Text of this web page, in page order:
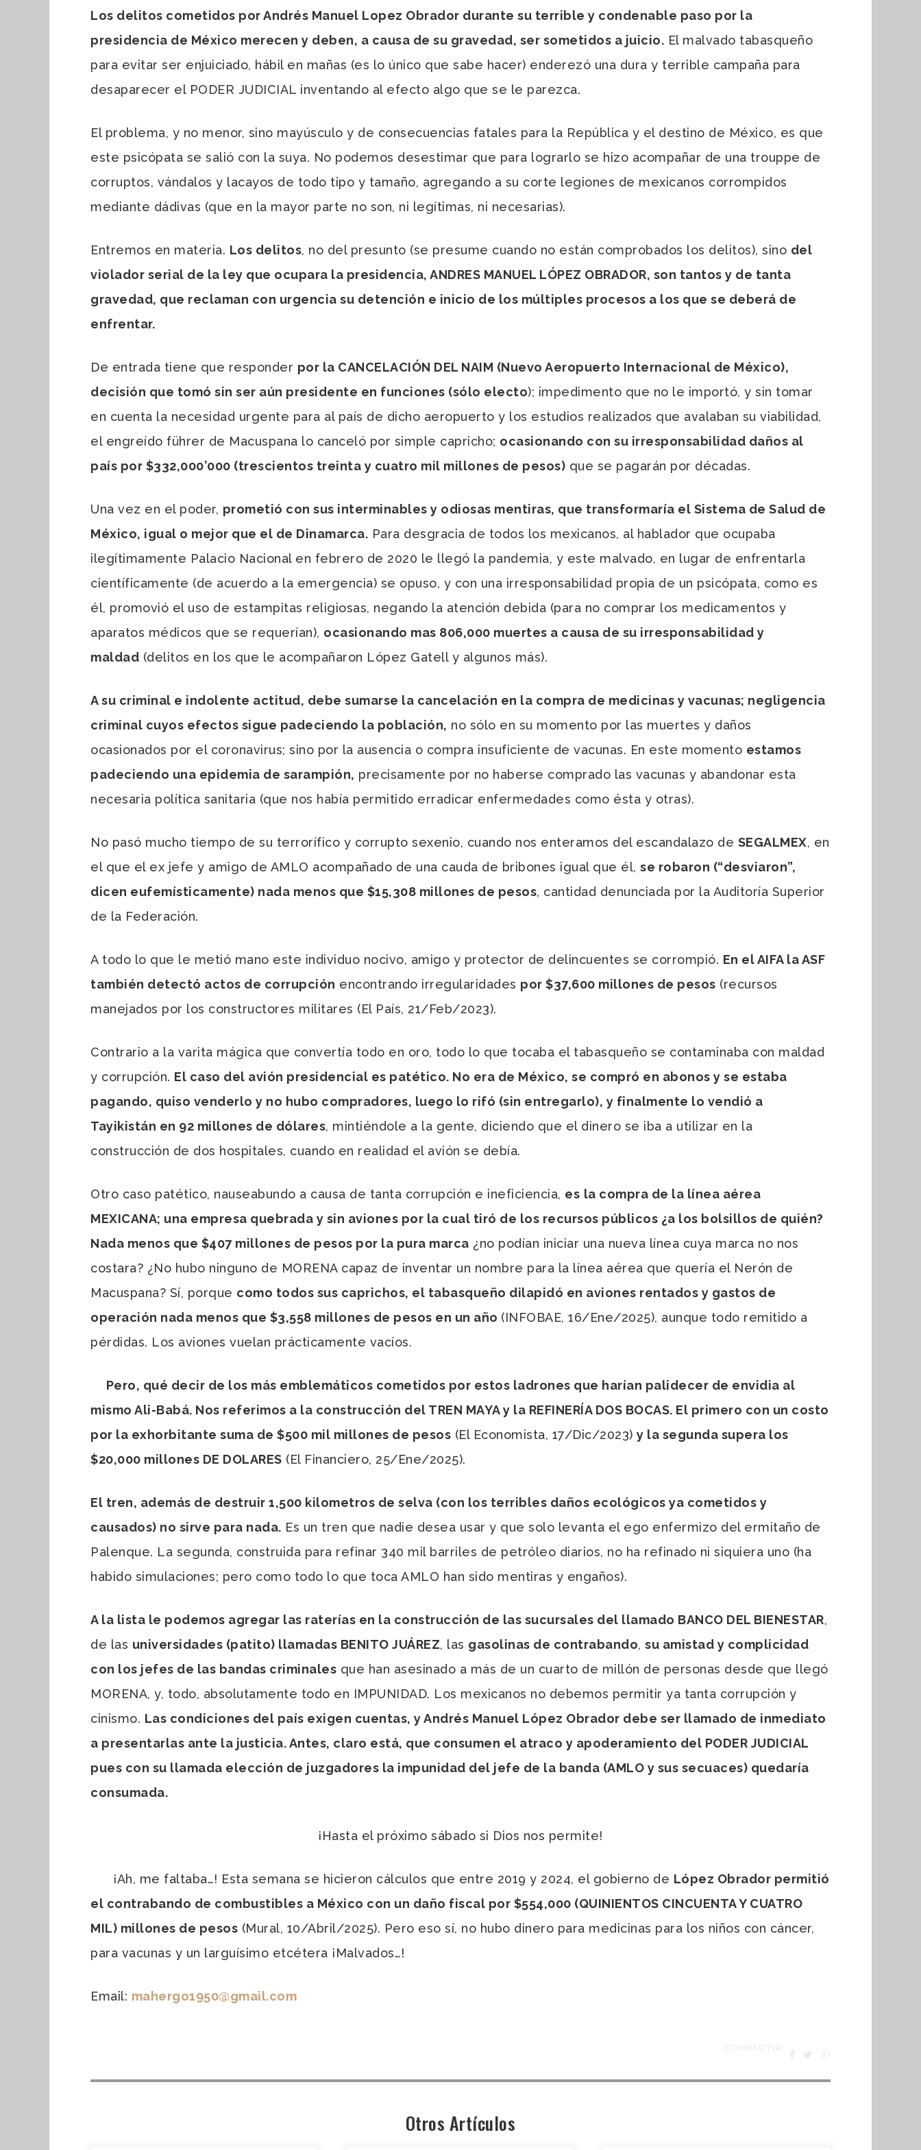
Los delitos cometidos por Andrés Manuel Lopez Obrador durante su terrible y condenable paso por la
presidencia de México merecen y deben, a causa de su gravedad, ser sometidos a juicio. El malvado tabasqueño
para evitar ser enjuiciado, hábil en mañas (es lo único que sabe hacer) enderezó una dura y terrible campaña para
desaparecer el PODER JUDICIAL inventando al efecto algo que se le parezca.
El problema, y no menor, sino mayúsculo y de consecuencias fatales para la República y el destino de México, es que
este psicópata se salió con la suya. No podemos desestimar que para lograrlo se hizo acompañar de una trouppe de
corruptos, vándalos y lacayos de todo tipo y tamaño, agregando a su corte legiones de mexicanos corrompidos
mediante dádivas (que en la mayor parte no son, ni legítimas, ni necesarias).
Entremos en materia. Los delitos, no del presunto (se presume cuando no están comprobados los delitos), sino del
violador serial de la ley que ocupara la presidencia, ANDRES MANUEL LÓPEZ OBRADOR, son tantos y de tanta
gravedad, que reclaman con urgencia su detención e inicio de los múltiples procesos a los que se deberá de
enfrentar.
De entrada tiene que responder por la CANCELACIÓN DEL NAIM (Nuevo Aeropuerto Internacional de México),
decisión que tomó sin ser aún presidente en funciones (sólo electo); impedimento que no le importó, y sin tomar
en cuenta la necesidad urgente para al país de dicho aeropuerto y los estudios realizados que avalaban su viabilidad,
el engreído führer de Macuspana lo canceló por simple capricho; ocasionando con su irresponsabilidad daños al
país por $332,000’000 (trescientos treinta y cuatro mil millones de pesos) que se pagarán por décadas.
Una vez en el poder, prometió con sus interminables y odiosas mentiras, que transformaría el Sistema de Salud de
México, igual o mejor que el de Dinamarca. Para desgracia de todos los mexicanos, al hablador que ocupaba
ilegítimamente Palacio Nacional en febrero de 2020 le llegó la pandemia, y este malvado, en lugar de enfrentarla
científicamente (de acuerdo a la emergencia) se opuso, y con una irresponsabilidad propia de un psicópata, como es
él, promovió el uso de estampitas religiosas, negando la atención debida (para no comprar los medicamentos y
aparatos médicos que se requerían), ocasionando mas 806,000 muertes a causa de su irresponsabilidad y
maldad (delitos en los que le acompañaron López Gatell y algunos más).
A su criminal e indolente actitud, debe sumarse la cancelación en la compra de medicinas y vacunas; negligencia
criminal cuyos efectos sigue padeciendo la población, no sólo en su momento por las muertes y daños
ocasionados por el coronavirus; sino por la ausencia o compra insuficiente de vacunas. En este momento estamos
padeciendo una epidemia de sarampión, precisamente por no haberse comprado las vacunas y abandonar esta
necesaria política sanitaria (que nos había permitido erradicar enfermedades como ésta y otras).
No pasó mucho tiempo de su terrorífico y corrupto sexenio, cuando nos enteramos del escandalazo de SEGALMEX, en
el que el ex jefe y amigo de AMLO acompañado de una cauda de bribones igual que él, se robaron (“desviaron”,
dicen eufemísticamente) nada menos que $15,308 millones de pesos, cantidad denunciada por la Auditoría Superior
de la Federación.
A todo lo que le metió mano este individuo nocivo, amigo y protector de delincuentes se corrompió. En el AIFA la ASF
también detectó actos de corrupción encontrando irregularidades por $37,600 millones de pesos (recursos
manejados por los constructores militares (El País, 21/Feb/2023).
Contrario a la varita mágica que convertía todo en oro, todo lo que tocaba el tabasqueño se contaminaba con maldad
y corrupción. El caso del avión presidencial es patético. No era de México, se compró en abonos y se estaba
pagando, quiso venderlo y no hubo compradores, luego lo rifó (sin entregarlo), y finalmente lo vendió a
Tayikistán en 92 millones de dólares, mintiéndole a la gente, diciendo que el dinero se iba a utilizar en la
construcción de dos hospitales, cuando en realidad el avión se debía.
Otro caso patético, nauseabundo a causa de tanta corrupción e ineficiencia, es la compra de la línea aérea
MEXICANA; una empresa quebrada y sin aviones por la cual tiró de los recursos públicos ¿a los bolsillos de quién?
Nada menos que $407 millones de pesos por la pura marca ¿no podían iniciar una nueva línea cuya marca no nos
costara? ¿No hubo ninguno de MORENA capaz de inventar un nombre para la línea aérea que quería el Nerón de
Macuspana? Sí, porque como todos sus caprichos, el tabasqueño dilapidó en aviones rentados y gastos de
operación nada menos que $3,558 millones de pesos en un año (INFOBAE, 16/Ene/2025), aunque todo remitido a
pérdidas. Los aviones vuelan prácticamente vacíos.
Pero, qué decir de los más emblemáticos cometidos por estos ladrones que harían palidecer de envidia al
mismo Ali-Babá. Nos referimos a la construcción del TREN MAYA y la REFINERÍA DOS BOCAS. El primero con un costo
por la exhorbitante suma de $500 mil millones de pesos (El Economista, 17/Dic/2023) y la segunda supera los
$20,000 millones DE DOLARES (El Financiero, 25/Ene/2025).
El tren, además de destruir 1,500 kilometros de selva (con los terribles daños ecológicos ya cometidos y
causados) no sirve para nada. Es un tren que nadie desea usar y que solo levanta el ego enfermizo del ermitaño de
Palenque. La segunda, construida para refinar 340 mil barriles de petróleo diarios, no ha refinado ni siquiera uno (ha
habido simulaciones; pero como todo lo que toca AMLO han sido mentiras y engaños).
A la lista le podemos agregar las raterías en la construcción de las sucursales del llamado BANCO DEL BIENESTAR,
de las universidades (patito) llamadas BENITO JUÁREZ, las gasolinas de contrabando, su amistad y complicidad
con los jefes de las bandas criminales que han asesinado a más de un cuarto de millón de personas desde que llegó
MORENA, y, todo, absolutamente todo en IMPUNIDAD. Los mexicanos no debemos permitir ya tanta corrupción y
cinismo. Las condiciones del país exigen cuentas, y Andrés Manuel López Obrador debe ser llamado de inmediato
a presentarlas ante la justicia. Antes, claro está, que consumen el atraco y apoderamiento del PODER JUDICIAL
pues con su llamada elección de juzgadores la impunidad del jefe de la banda (AMLO y sus secuaces) quedaría
consumada.
¡Hasta el próximo sábado si Dios nos permite!
¡Ah, me faltaba…! Esta semana se hicieron cálculos que entre 2019 y 2024, el gobierno de López Obrador permitió
el contrabando de combustibles a México con un daño fiscal por $554,000 (QUINIENTOS CINCUENTA Y CUATRO
MIL) millones de pesos (Mural, 10/Abril/2025). Pero eso sí, no hubo dinero para medicinas para los niños con cáncer,
para vacunas y un larguísimo etcétera ¡Malvados…!
Email: mahergo1950@gmail.com
Otros Artículos